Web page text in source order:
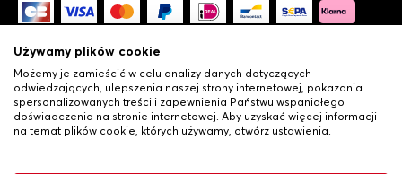
Używamy plików cookie
Możemy je zamieścić w celu analizy danych dotyczących
odwiedzających, ulepszenia naszej strony internetowej, pokazania
spersonalizowanych treści i zapewnienia Państwu wspaniałego
doświadczenia na stronie internetowej. Aby uzyskać więcej informacji
na temat plików cookie, których używamy, otwórz ustawienia.